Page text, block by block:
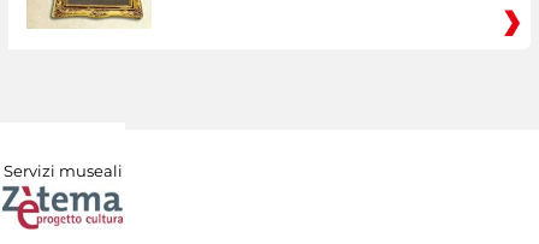
Servizi museali